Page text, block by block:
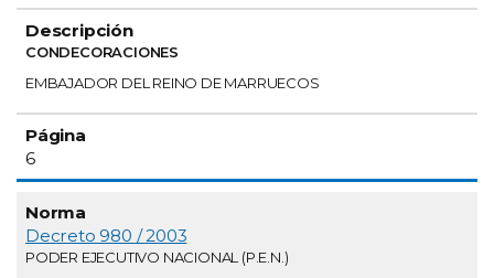
CONDECORACIONES
EMBAJADOR DEL REINO DE MARRUECOS
6
Decreto 980 / 2003
PODER EJECUTIVO NACIONAL (P.E.N.)